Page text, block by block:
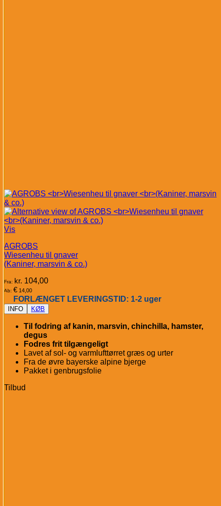
Vis
AGROBS
Wiesenheu til gnaver
(Kaniner, marsvin & co.)
Fra: kr. 104,00
Ab: € 14,00
FORLÆNGET LEVERINGSTID: 1-2 uger
INFO KØB
Til fodring af kanin, marsvin, chinchilla, hamster,
degus
Fodres frit tilgængeligt
Lavet af sol- og varmlufttørret græs og urter
Fra de øvre bayerske alpine bjerge
Pakket i genbrugsfolie
Tilbud